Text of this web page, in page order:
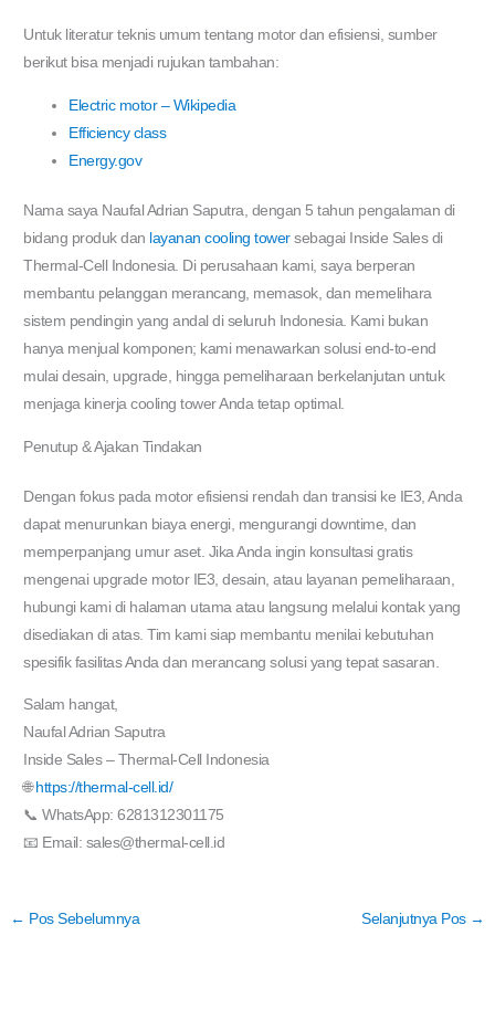
Untuk literatur teknis umum tentang motor dan efisiensi, sumber
berikut bisa menjadi rujukan tambahan:
Electric motor – Wikipedia
Efficiency class
Energy.gov
Nama saya Naufal Adrian Saputra, dengan 5 tahun pengalaman di
bidang produk dan layanan cooling towersebagai Inside Sales di
Thermal-Cell Indonesia. Di perusahaan kami, saya berperan
membantu pelanggan merancang, memasok, dan memelihara
sistem pendingin yang andal di seluruh Indonesia. Kami bukan
hanya menjual komponen; kami menawarkan solusi end-to-end
mulai desain, upgrade, hingga pemeliharaan berkelanjutan untuk
menjaga kinerja cooling tower Anda tetap optimal.
Penutup & Ajakan Tindakan
Dengan fokus pada motor efisiensi rendah dan transisi ke IE3, Anda
dapat menurunkan biaya energi, mengurangi downtime, dan
memperpanjang umur aset. Jika Anda ingin konsultasi gratis
mengenai upgrade motor IE3, desain, atau layanan pemeliharaan,
hubungi kami di halaman utama atau langsung melalui kontak yang
disediakan di atas. Tim kami siap membantu menilai kebutuhan
spesifik fasilitas Anda dan merancang solusi yang tepat sasaran.
Salam hangat,
Naufal Adrian Saputra
Inside Sales – Thermal-Cell Indonesia
🌐 https://thermal-cell.id/
📞 WhatsApp: 6281312301175
📧 Email: sales@thermal-cell.id
← Pos Sebelumnya Selanjutnya Pos →